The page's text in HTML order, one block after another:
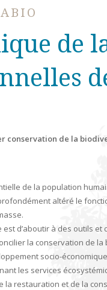
de
conservation de la
de la population
altéré le
est d’aboutir à des outils
la conservation de
socio-
les services
la restauration et de la